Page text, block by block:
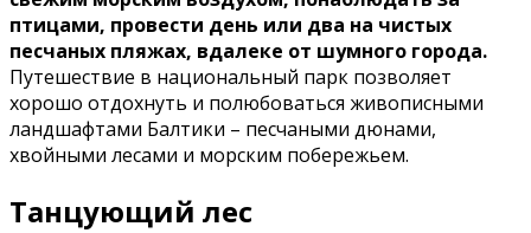
птицами, провести день или два на чистых
песчаных пляжах, вдалеке от шумного города.
Путешествие в национальный парк позволяет
хорошо отдохнуть и полюбоваться живописными
ландшафтами Балтики – песчаными дюнами,
хвойными лесами и морским побережьем.
Танцующий лес